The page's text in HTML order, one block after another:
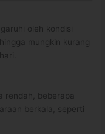
oleh kondisi
mungkin kurang
rendah, beberapa
berkala, seperti